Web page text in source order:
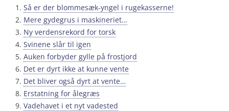
Så er der blommesæk-yngel i rugekasserne!
Mere gydegrus i maskineriet…
Ny verdensrekord for torsk
Svinene slår til igen
Auken forbyder gylle på frostjord
Det er dyrt ikke at kunne vente
Det bliver også dyrt at vente…
Erstatning for ålegræs
Vadehavet i et nyt vadested